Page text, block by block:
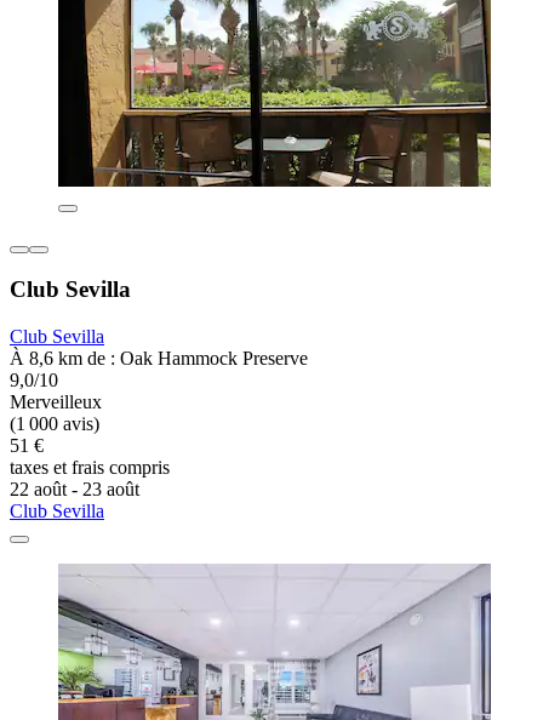
Club Sevilla
Club Sevilla
À 8,6 km de : Oak Hammock Preserve
9,0/10
Merveilleux
(1 000 avis)
51 €
taxes et frais compris
22 août - 23 août
Club Sevilla